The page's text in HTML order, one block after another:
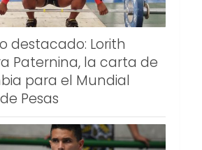
destacado: Lorith
Paternina, la carta de
para el Mundial
Pesas